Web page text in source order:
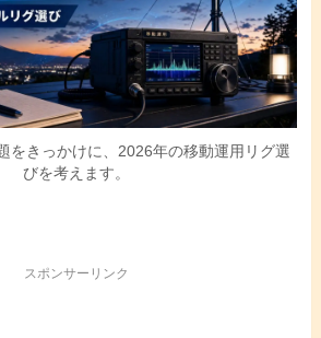
をきっかけに、2026年の移動運用リグ選
びを考えます。
スポンサーリンク